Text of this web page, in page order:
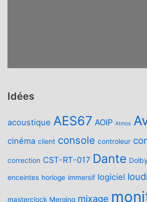
Idées
acoustique AES67 AOIP Atmos
cinéma client console controleur
correction CST-RT-017 Dante Dolby
enceintes horloge immersif logiciel
masterclock Merging mixage